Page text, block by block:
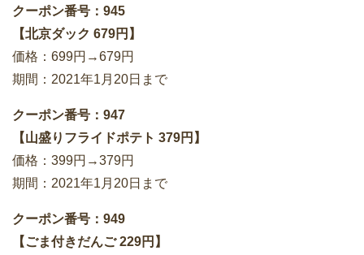
クーポン番号：945
【北京ダック 679円】
価格：699円→679円
期間：2021年1月20日まで
クーポン番号：947
【山盛りフライドポテト 379円】
価格：399円→379円
期間：2021年1月20日まで
クーポン番号：949
【ごま付きだんご 229円】